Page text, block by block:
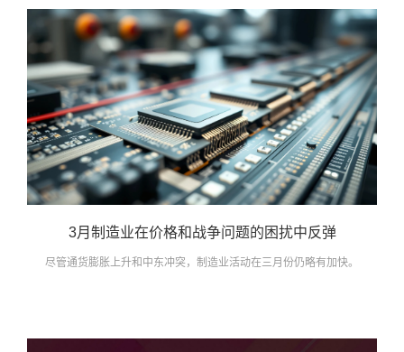
3月制造业在价格和战争问题的困扰中反弹
尽管通货膨胀上升和中东冲突，制造业活动在三月份仍略有加快。